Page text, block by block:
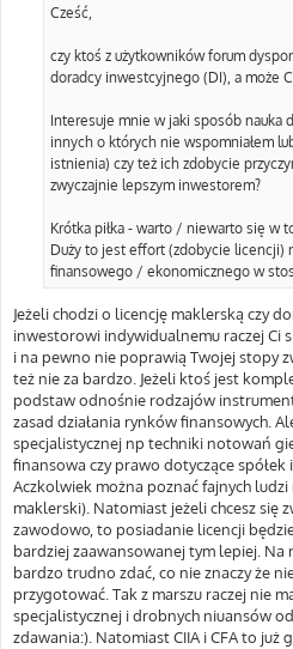
Cześć,
czy ktoś z użytkowników forum
doradcy inwestcyjnego (DI), a może
Interesuje mnie w jaki sposób nauka
innych o których nie wspomniałem
istnienia) czy też ich zdobycie
zwyczajnie lepszym inwestorem?
Krótka piłka - warto / niewarto się w
Duży to jest effort (zdobycie licencji)
finansowego / ekonomicznego w
Jeżeli chodzi o licencję maklerską czy
inwestorowi indywidualnemu raczej Ci
i na pewno nie poprawią Twojej stopy
też nie za bardzo. Jeżeli ktoś jest
podstaw odnośnie rodzajów
zasad działania rynków finansowych.
specjalistycznej np techniki notowań
finansowa czy prawo dotyczące
Aczkolwiek można poznać fajnych
maklerski). Natomiast jeżeli chcesz się
zawodowo, to posiadanie licencji
bardziej zaawansowanej tym lepiej. Na
bardzo trudno zdać, co nie znaczy że
przygotować. Tak z marszu raczej nie
specjalistycznej i drobnych niuansów
zdawania:). Natomiast CIIA i CFA to już